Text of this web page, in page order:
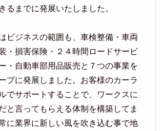
るまでに発展いたしました。
ビジネスの範囲も、車検整備・車両
・損害保険・２４時間ロードサービ
・自動車部用品販売と７つの事業を
プに発展しました。お客様のカーラ
でサポートすることで、ワークスに
と言ってもらえる体制を構築してま
に業界に新しい風を吹き込む事で地